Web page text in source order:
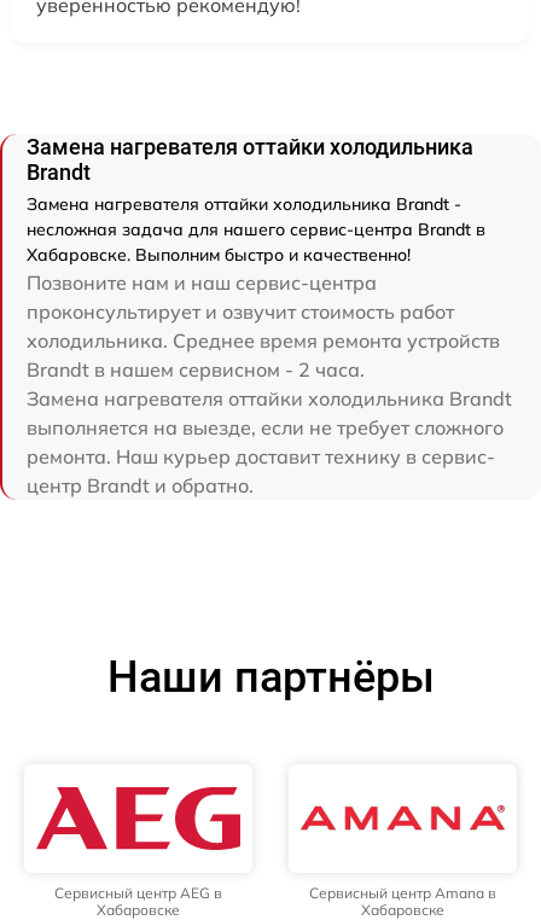
уверенностью рекомендую!
Замена нагревателя оттайки холодильника
Brandt
Замена нагревателя оттайки холодильника Brandt -
несложная задача для нашего сервис-центра Brandt в
Хабаровске. Выполним быстро и качественно!
Позвоните нам и наш сервис-центра
проконсультирует и озвучит стоимость работ
холодильника. Среднее время ремонта устройств
Brandt в нашем сервисном - 2 часа.
Замена нагревателя оттайки холодильника Brandt
выполняется на выезде, если не требует сложного
ремонта. Наш курьер доставит технику в сервис-
центр Brandt и обратно.
Наши партнёры
Сервисный центр AEG в
Хабаровске
Сервисный центр Amana в
Хабаровске